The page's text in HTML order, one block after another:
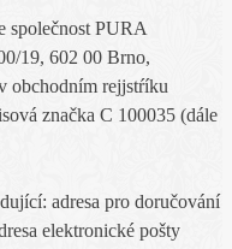
společnost PURA
19, 602 00 Brno,
obchodním rejjstŕíku
značka C 100035 (dále
adresa pro doručování
elektronické pošty